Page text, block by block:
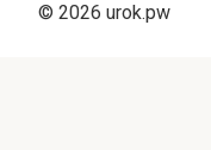
© 2026 urok.pw